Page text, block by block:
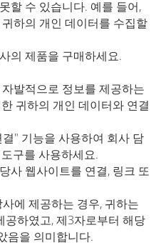
할 수 있습니다. 예를 들어,
하의 개인 데이터를 수집할
의 제품을 구매하세요.
발적으로 정보를 제공하는
귀하의 개인 데이터와 연결
" 기능을 사용하여 회사 담
구를 사용하세요.
사 웹사이트를 연결, 링크 또
에 제공하는 경우, 귀하는
하였고, 제3자로부터 해당
음을 의미합니다.